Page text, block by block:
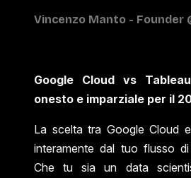
Google Cloud vs
onesto e imparziale per il
La scelta tra Google Cloud
interamente dal tuo flusso
Che tu sia un data